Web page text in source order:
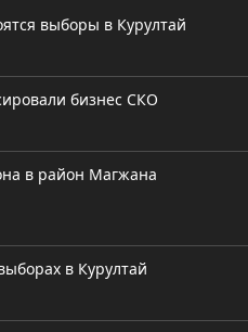
выборы в Курултай
бизнес СКО
в район Магжана
в Курултай